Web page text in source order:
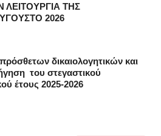
ΛΕΙΤΟΥΡΓΙΑ ΤΗΣ
2026
δικαιολογητικών και
του στεγαστικού
έτους 2025-2026